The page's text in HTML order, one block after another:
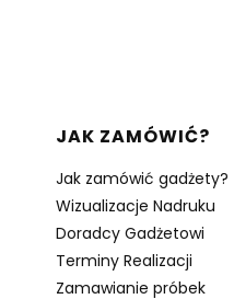
Linki w stopce
JAK ZAMÓWIĆ?
Jak zamówić gadżety?
Wizualizacje Nadruku
Doradcy Gadżetowi
Terminy Realizacji
Zamawianie próbek